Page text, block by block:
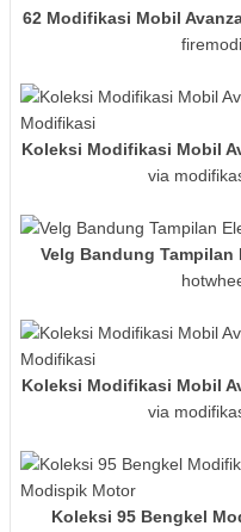
62 Modifikasi Mobil
Koleksi Modifikasi Mobil
via
Velg Bandung Tampilan
Koleksi Modifikasi Mobil
via
Koleksi 95 Bengkel